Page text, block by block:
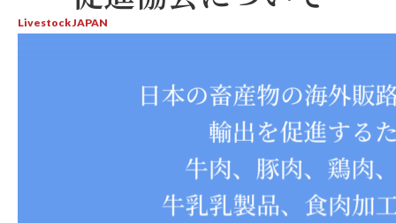
Livestock JAPAN